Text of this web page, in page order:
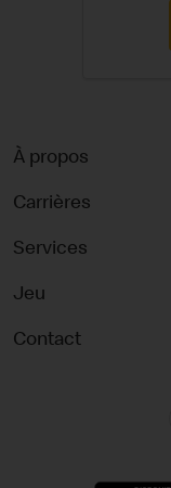
À propos
Carrières
Services
Jeu
Contact